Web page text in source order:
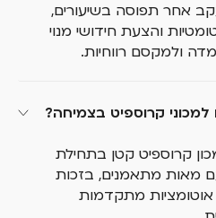
אחר תפוסה בשיעורים,
והצעת חידושי מנוי
ולמקסם רווחיות.
קרוספיט בצמיחה?
קרוספיט קטן בתחילת
מאות מתאמנים, בזכות
אוטומציות מתקדמות